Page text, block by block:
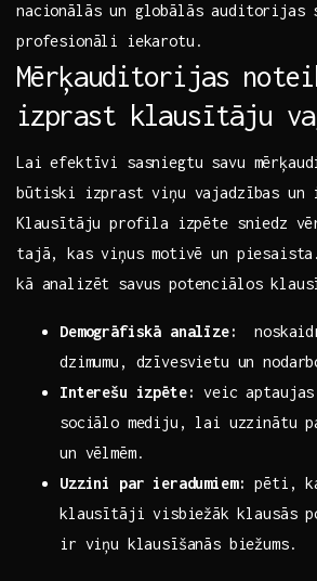
nacionālās un globālās auditorijas
profesionāli iekarotu.
Mērķauditorijas
izprast klausītāju
Lai efektīvi sasniegtu ‌savu
būtiski izprast viņu vajadzības un
⁢Klausītāju‍ profila izpēte sniedz
tajā,⁣ kas viņus motivē​ un
kā analizēt savus potenciālos
Demogrāfiskā analīze:
dzimumu, dzīvesvietu un
Interešu izpēte: veic
sociālo mediju, lai uzzinātu
un ‍vēlmēm.
Uzzini par ieradumiem: pēti,
klausītāji ​visbiežāk⁢ klausās
ir viņu klausīšanās biežums.